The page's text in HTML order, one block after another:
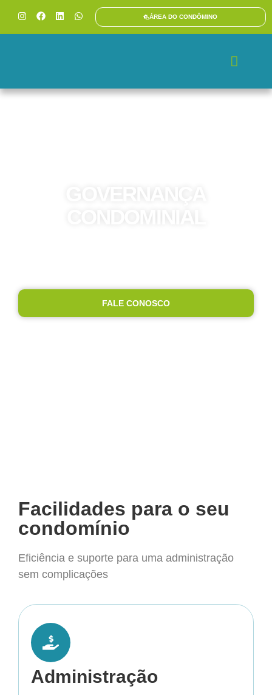
ÁREA DO CONDÔMINO
FALE CONOSCO
Facilidades para o seu
condomínio
Eficiência e suporte para uma administração
sem complicações
Administração